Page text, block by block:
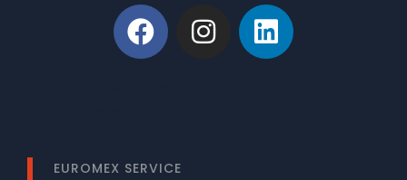
EUROMEX SERVICE